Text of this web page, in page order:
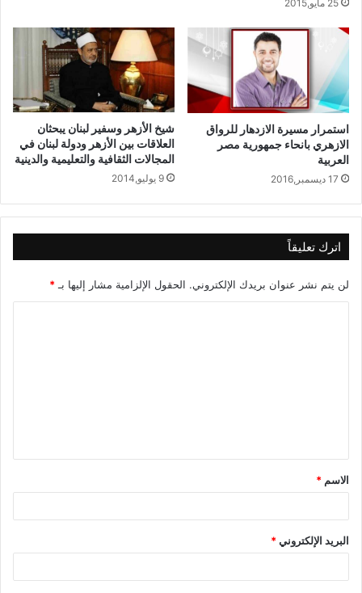
25 مايو,2015
استمرار مسيرة الازدهار للرواق
الازهري بانحاء جمهورية مصر
العربية
17 ديسمبر,2016
شيخ الأزهر وسفير لبنان يبحثان
العلاقات بين الأزهر ودولة لبنان في
المجالات الثقافية والتعليمية والدينية
9 يوليو,2014
اترك تعليقاً
لن يتم نشر عنوان بريدك الإلكتروني. الحقول الإلزامية مشار إليها بـ *
ق
*
الاسم *
البريد الإلكتروني*